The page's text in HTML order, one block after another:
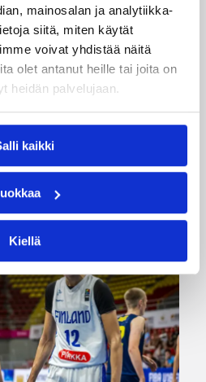
mainosalan ja analytiikka-
siitä, miten käytät
voivat yhdistää näitä
olet antanut heille tai joita on
heidän palvelujaan.
kaikki
Kiellä
Nordic Cup
avauspäivänä kaksi
tiukoissa
jäi tällä kertaa ilman